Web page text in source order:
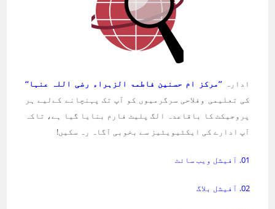
ادارہ’’مرکز ام حسنین فاطمۃ الزہراء رضی اللہ عنہا‘‘
کی تعلیمی وفلاحی سرگرمیوں کو آپ تک پہنچانے کےلیے ہر
پروجیکٹ کا باقاعدہ الگ پلیٹ فارم بنایا گیا ہے، تاکہ
آپ ادارے کی ایکٹیویٹیز سے بخوبی آگاہ رہ سکیں!
01. آفیشل ویب سائٹ
02. آفیشل بلاگ